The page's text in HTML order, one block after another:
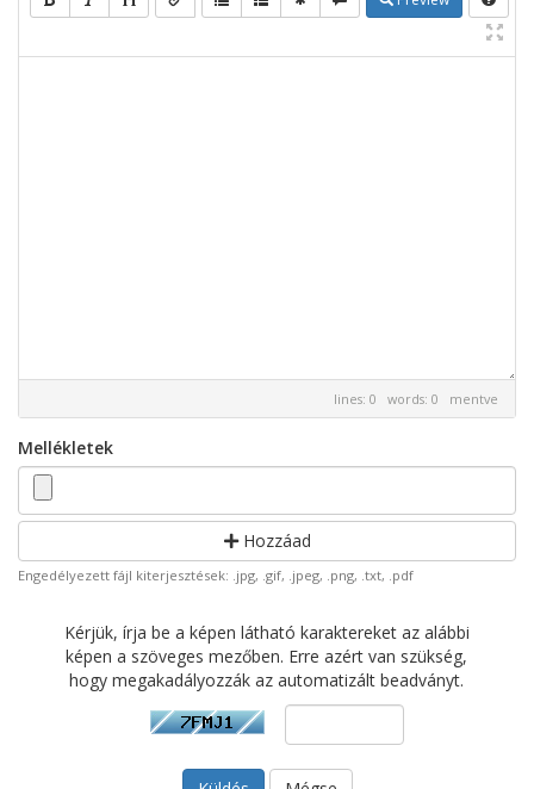
lines: 0 words: 0 mentve
Mellékletek
Hozzáad
Engedélyezett fájl kiterjesztések: .jpg, .gif, .jpeg, .png, .txt, .pdf
Kérjük, írja be a képen látható karaktereket az alábbi
képen a szöveges mezőben. Erre azért van szükség,
hogy megakadályozzák az automatizált beadványt.